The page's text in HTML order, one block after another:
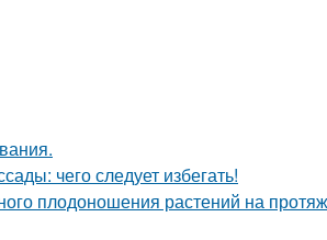
чего следует избегать!
плодоношения растений на